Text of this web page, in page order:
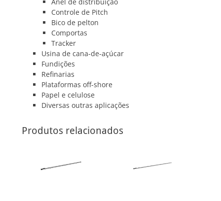
Anel de distribuição
Controle de Pitch
Bico de pelton
Comportas
Tracker
Usina de cana-de-açúcar
Fundições
Refinarias
Plataformas off-shore
Papel e celulose
Diversas outras aplicações
Produtos relacionados